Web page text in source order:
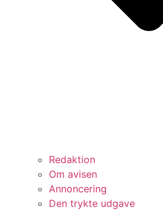
Redaktion
Om avisen
Annoncering
Den trykte udgave